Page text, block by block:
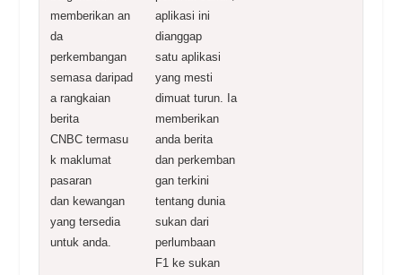
memberikan an
da
perkembangan
semasa daripad
a rangkaian
berita
CNBC termasu
k maklumat
pasaran
dan kewangan
yang tersedia
untuk anda.
aplikasi ini
dianggap
satu aplikasi
yang mesti
dimuat turun.
Ia
memberikan
anda berita
dan perkemban
gan terkini
tentang dunia
sukan dari
perlumbaan
F1 ke sukan